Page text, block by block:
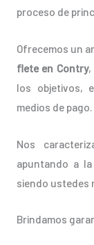
proceso de
Ofrecemos un
flete en Contry,
los objetivos,
medios de pago.
Nos
apuntando a
siendo ustedes
Brindamos